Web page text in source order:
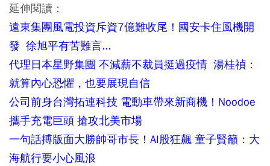
延伸閱讀：
遠東集團風電投資斥資7億難收尾！國安卡住風機開
發 徐旭平有苦難言...
代理日本星野集團 不減薪不裁員挺過疫情 湯桂禎：
就算內心恐懼，也要展現自信
公司前身台灣拓連科技 電動車帶來新商機！Noodoe
攜手充電巨頭 搶攻北美市場
一句話搏版面大勝帥哥市長！AI股狂飆 童子賢籲：大
海航行要小心風浪